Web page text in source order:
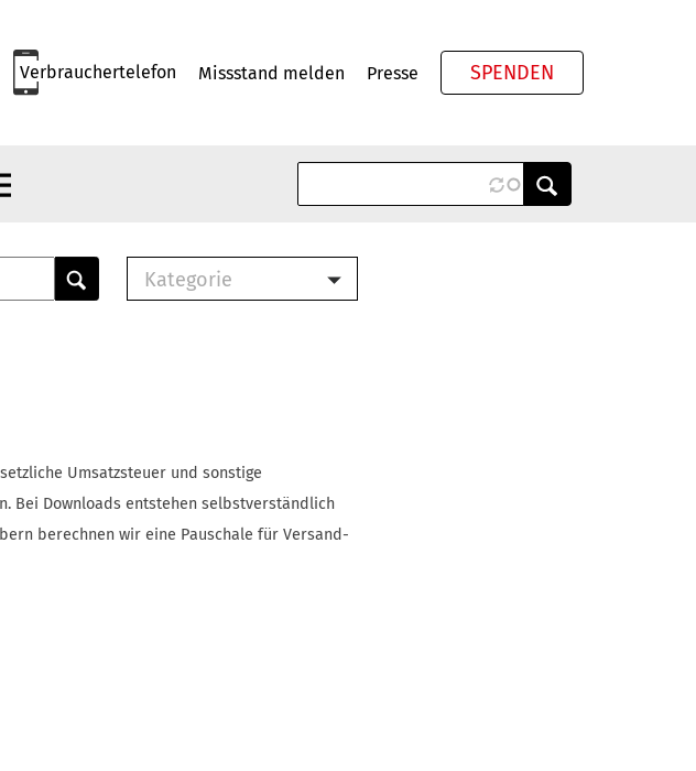
Verbrauchertelefon Missstand melden Presse SPENDEN
Kategorie
Buch
Umsatzsteuer und sonstige
Bei Downloads entstehen selbstverständlich
berechnen wir eine Pauschale für Versand-